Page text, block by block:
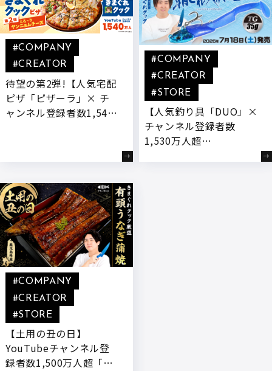
待望の第2弾!【人気宅配
ピザ「ピザーラ」× チ
ャンネル登録者数1,540
『とろ～りヤンニョムチ
ーズ』付きコラボ商品が
登場
#COMPANY
#CREATOR
【人気釣り具「DUO」×
チャンネル登録者数
1,530万人超
#COMPANY
#CREATOR
#STORE
【土用の丑の日】
YouTubeチャンネル登
録者数1,500万人超「き
#COMPANY
#CREATOR
#STORE